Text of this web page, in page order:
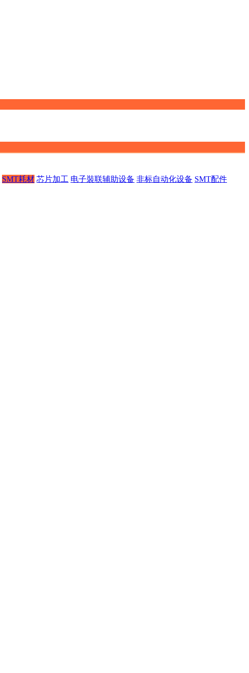
SMT耗材 芯片加工 电子裝联辅助设备 非标自动化设备 SMT配件